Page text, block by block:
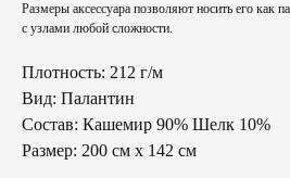
Размеры аксессуара позволяют носить его как
с узлами любой сложности.
Плотность: 212 г/м
Вид: Палантин
Состав: Кашемир 90% Шелк 10%
Размер: 200 см х 142 см